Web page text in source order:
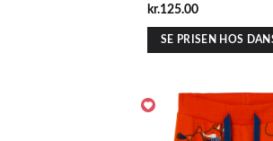
kr.125.00
SE PRISEN HOS